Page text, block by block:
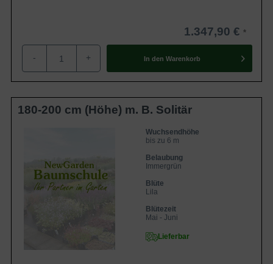
1.347,90 €
- + In den Warenkorb
180-200 cm (Höhe) m. B. Solitär
Wuchsendhöhe
bis zu 6 m
Belaubung
Immergrün
Blüte
Lila
Blütezeit
Mai - Juni
Lieferbar